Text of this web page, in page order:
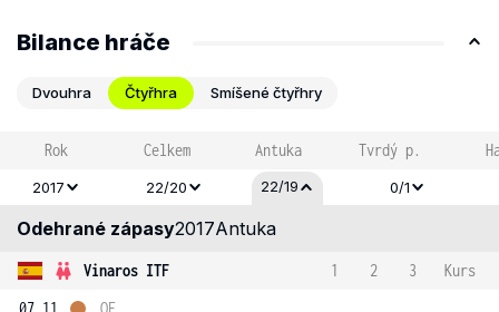
Bilance hráče
Dvouhra Čtyřhra Smíšené čtyřhry
Rok Celkem Antuka Tvrdý p.
2017 22/20 22/19 0/1
Odehrané zápasy2017Antuka
Vinaros ITF 1 2 3
Kurs
07.11.
OF